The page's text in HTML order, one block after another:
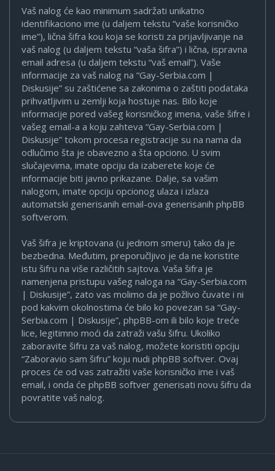
Vaš nalog će kao minimum sadržati unikatno
identifikaciono ime (u daljem tekstu “vaše korisničko
ime”), lična šifra kou koja se koristi za prijavljivanje na
vaš nalog (u daljem tekstu “vaša šifra”) i lična, ispravna
email adresa (u daljem tekstu “vaš email”). Vaše
informacije za vaš nalog na “Gay-Serbia.com |
Diskusije” su zaštićene sa zakonima o zaštiti podataka
prihvatljivim u zemlji koja hostuje nas. Bilo koje
informacije pored vašeg korisničkog imena, vaše šifre i
vašeg email-a a koju zahteva “Gay-Serbia.com |
Diskusije” tokom procesa registracije su na nama da
odlučimo šta je obavezno a šta opciono. U svim
slučajevima, imate opciju da izaberete koje će
informacije biti javno prikazane. Dalje, sa vašim
nalogom, imate opciju opcionog ulaza i izlaza
automatski generisanih email-ova generisanih phpBB
softverom.
Vaš šifra je kriptovana (u jednom smeru) tako da je
bezbedna. Međutim, preporučljivo je da ne koristite
istu šifru na više različitih sajtova. Vaša šifra je
namenjena pristupu vašeg naloga na “Gay-Serbia.com
| Diskusije”, zato vas molimo da je požlivo čuvate i ni
pod kakvim okolnostima će bilo ko povezan sa “Gay-
Serbia.com | Diskusije”, phpBB-om ili bilo koje treće
lice, legitimno moći da zatraži vašu šifru. Ukoliko
zaboravite šifru za vaš nalog, možete koristiti opciju
“Zaboravio sam šifru” koju nudi phpBB softver. Ovaj
proces će od vas zatražiti vaše korisničko ime i vaš
email, i onda će phpBB softver generisati novu šifru da
povratite vaš nalog.